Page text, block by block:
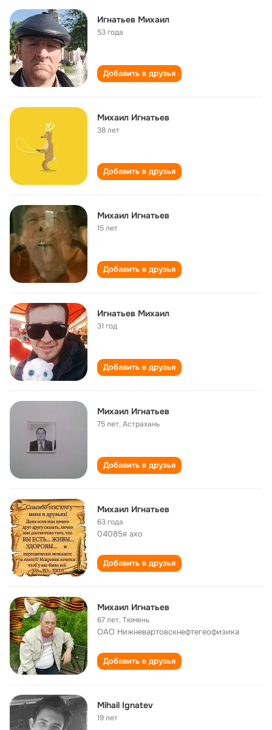
Игнатьев Михаил
53 года
Добавить в друзья
Михаил Игнатьев
38 лет
Добавить в друзья
Михаил Игнатьев
15 лет
Добавить в друзья
Игнатьев Михаил
31 год
Добавить в друзья
Михаил Игнатьев
75 лет,Астрахань
Добавить в друзья
Михаил Игнатьев
63 года
04085я ахо
Добавить в друзья
Михаил Игнатьев
67 лет,Тюмень
ОАО Нижневартовскнефтегеофизика
Добавить в друзья
Mihail Ignatev
19 лет